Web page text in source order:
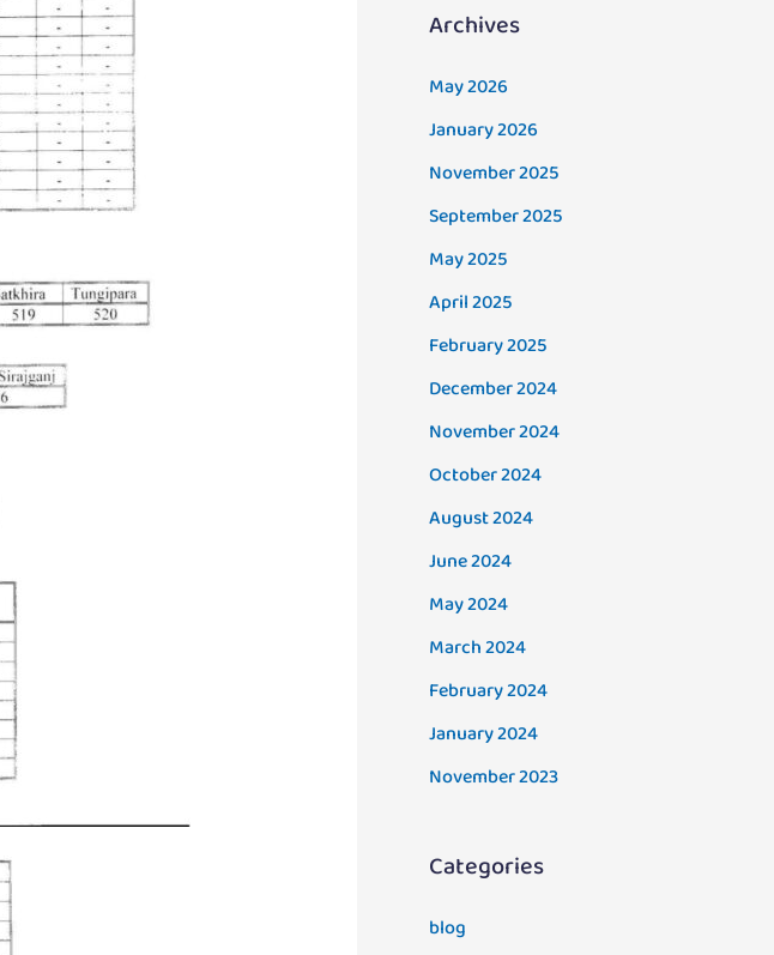
Archives
May 2026
January 2026
November 2025
September 2025
May 2025
April 2025
February 2025
December 2024
November 2024
October 2024
August 2024
June 2024
May 2024
March 2024
February 2024
January 2024
November 2023
Categories
blog